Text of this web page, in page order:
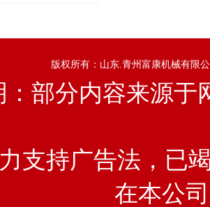
版权所有：山东.青州富康机械有限
：部分内容来源于
支持广告法，已
在本公